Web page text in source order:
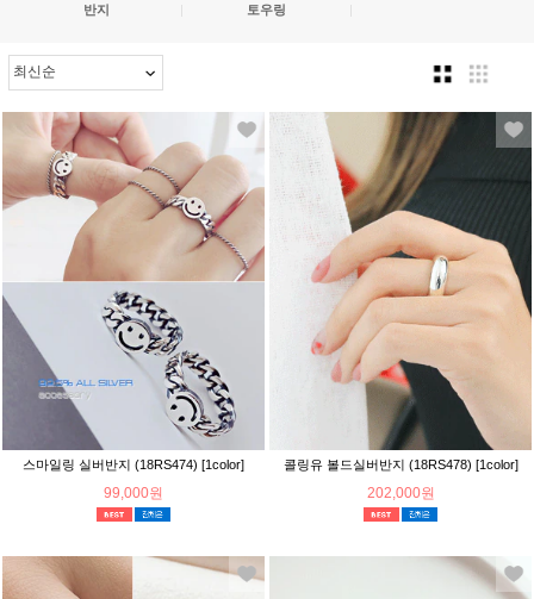
반지 토우링
스마일링 실버반지 (18RS474) [1color]
99,000원
콜링유 볼드실버반지 (18RS478) [1color]
202,000원